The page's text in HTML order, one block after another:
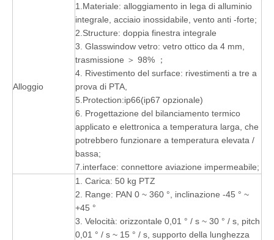
Alloggio
1.Materiale: alloggiamento in lega di alluminio
integrale, acciaio inossidabile, vento anti -forte;
2.Structure: doppia finestra integrale
3. Glasswindow vetro: vetro ottico da 4 mm,
trasmissione ＞ 98% ；
4. Rivestimento del surface: rivestimenti a tre a
prova di PTA,
5.Protection:ip66(ip67 opzionale)
6. Progettazione del bilanciamento termico
applicato e elettronica a temperatura larga, che
potrebbero funzionare a temperatura elevata /
bassa;
7.interface: connettore aviazione impermeabile;
1. Carica: 50 kg PTZ
2. Range: PAN 0 ~ 360 °, inclinazione -45 ° ~
+45 °
3. Velocità: orizzontale 0,01 ° / s ~ 30 ° / s, pitch
0,01 ° / s ~ 15 ° / s, supporto della lunghezza